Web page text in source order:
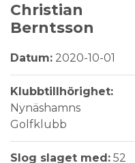
Christian
Berntsson
Datum: 2020-10-01
Klubbtillhörighet:
Nynäshamns
Golfklubb
Slog slaget med: 52